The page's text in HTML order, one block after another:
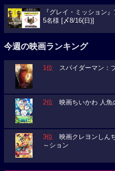
『グレイ・ミッション
5名様 [〆8/16(日)]
今週の映画ランキング
1位 スパイダーマン：
2位 映画ちいかわ 人魚
3位 映画クレヨンしん
～ション